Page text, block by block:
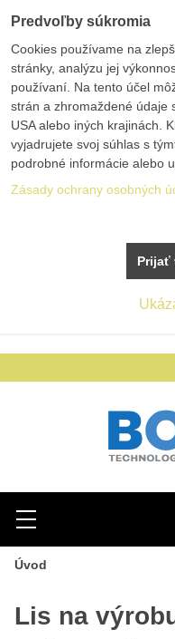
Hľadať
Menu
Úvod
Lis na
Predvoľby súkromia
Cookies používame na
stránky, analýzu jej
používaní. Na tento účel
strán a zhromaždené údaje
USA alebo iných krajinách.
vyjadrujete svoj súhlas s
podrobné informácie alebo
Zásady ochrany osobných
Prijať